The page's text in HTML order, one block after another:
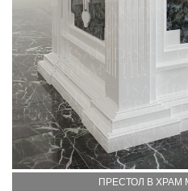
ПРЕСТОЛ В ХРАМ